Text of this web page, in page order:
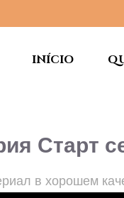
INÍCIO
Старт
в хорошем